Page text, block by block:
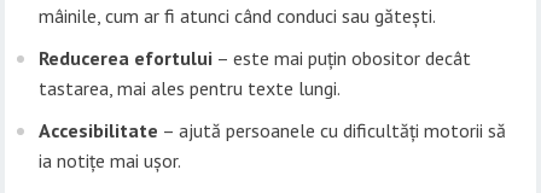
mâinile, cum ar fi atunci când conduci sau gătești.
Reducerea efortului – este mai puțin obositor decât
tastarea, mai ales pentru texte lungi.
Accesibilitate – ajută persoanele cu dificultăți motorii să
ia notițe mai ușor.